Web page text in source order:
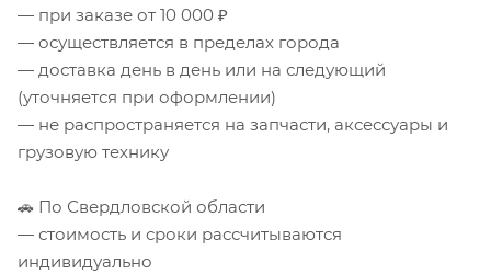
— при заказе от 10 000 ₽
— осуществляется в пределах города
— доставка день в день или на следующий
(уточняется при оформлении)
— не распространяется на запчасти, аксессуары и
грузовую технику
🚗 По Свердловской области
— стоимость и сроки рассчитываются
индивидуально